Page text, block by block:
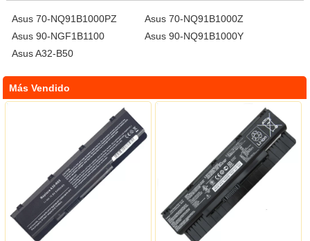
Asus 70-NQ91B1000PZ
Asus 70-NQ91B1000Z
Asus 90-NGF1B1100
Asus 90-NQ91B1000Y
Asus A32-B50
Más Vendido